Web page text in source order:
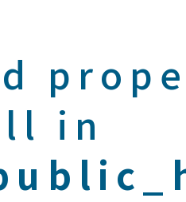
in